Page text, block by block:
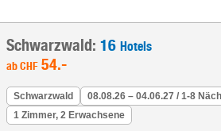
Schwarzwald: 16 Hotels
abCHF 54.-
Schwarzwald
08.08.26 – 04.06.27 / 1-8
1 Zimmer, 2 Erwachsene